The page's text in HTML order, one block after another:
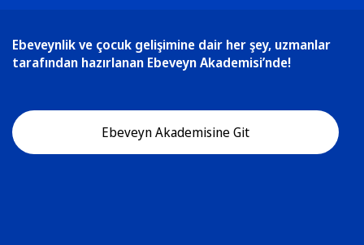
Ebeveynlik ve çocuk gelişimine dair her şey, uzmanlar
tarafından hazırlanan Ebeveyn Akademisi’nde!
Ebeveyn Akademisine Git